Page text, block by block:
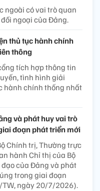
ngoài có vai trò quan
ngoại của Đảng.
thủ tục hành chính
thông
tích hợp thông tin
tình hình giải
hành chính thống nhất
và phát huy vai trò
đoạn phát triển mới
Chính trị, Thường trực
hành Chỉ thị của Bộ
của Đảng và phát
trong giai đoạn
TW, ngày 20/7/2026).